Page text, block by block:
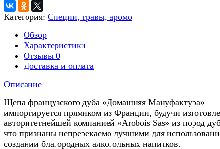
Категория: Специи, травы, аромо
Обзор
Характеристики
Отзывы 0
Доставка и оплата
Описание
Щепа французского дуба «Домашняя Мануфактура»
импортируется прямиком из Франции, будучи
авторитетнейшей компанией «Arobois Sas» из пород
что признаны непререкаемо лучшими для
создании благородных алкогольных напитков.